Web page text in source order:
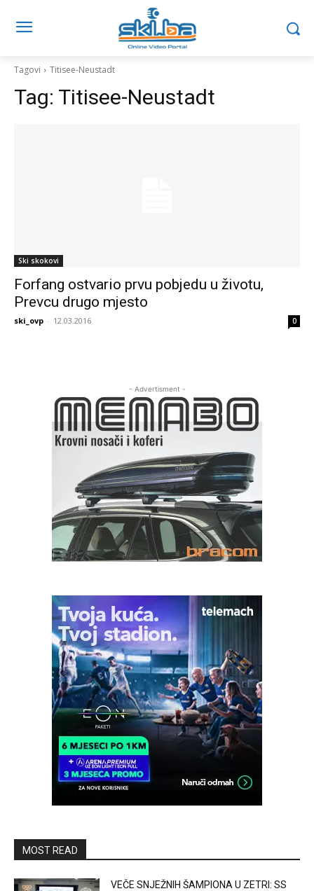
Tagovi Titisee-Neustadt
Tag: Titisee-Neustadt
Ski skokovi
Forfang ostvario prvu pobjedu u životu,
Prevcu drugo mjesto
ski_ovp - 12.03.2016 0
- Advertisment -
MOST READ
VEČE SNJEŽNIH ŠAMPIONA U ZETRI: SS